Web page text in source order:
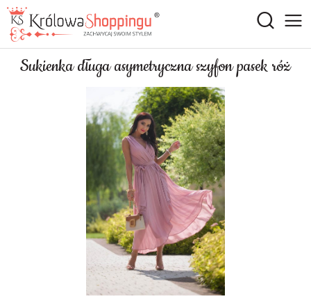
Sukienka długa asymetryczna szyfon pasek róż